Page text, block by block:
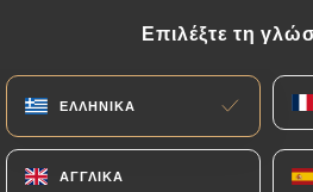
Επιλέξτε τη
ΕΛΛΗΝΙΚΆ
ΑΓΓΛΙΚΆ
Επιλέξτε τη
ΕΛΛΗΝΙΚΆ
ΑΓΓΛΙΚΆ